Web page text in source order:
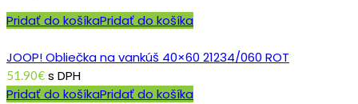
Pridať do košíkaPridať do košíka
JOOP! Obliečka na vankúš 40×60 21234/060 ROT
51.90€ s DPH
Pridať do košíkaPridať do košíka